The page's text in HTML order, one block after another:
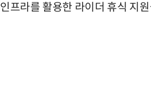
인프라를 활용한 라이더 휴식 지